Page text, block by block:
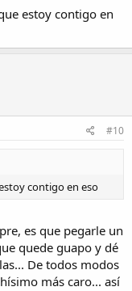
estoy contigo en
#10
contigo en eso
es que pegarle un
quede guapo y dé
De todos modos
más caro... así